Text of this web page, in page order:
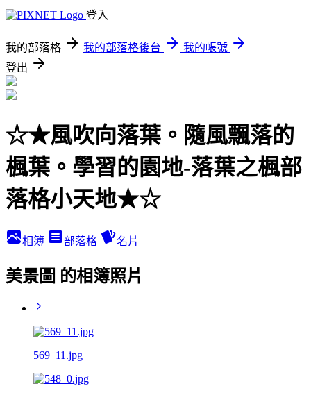
登入
我的部落格 我的部落格後台
我的帳號
登出
☆★風吹向落葉。隨風飄落的
楓葉。學習的園地-落葉之楓部
落格小天地★☆
相簿 部落格 名片
美景圖 的相簿照片
569_11.jpg